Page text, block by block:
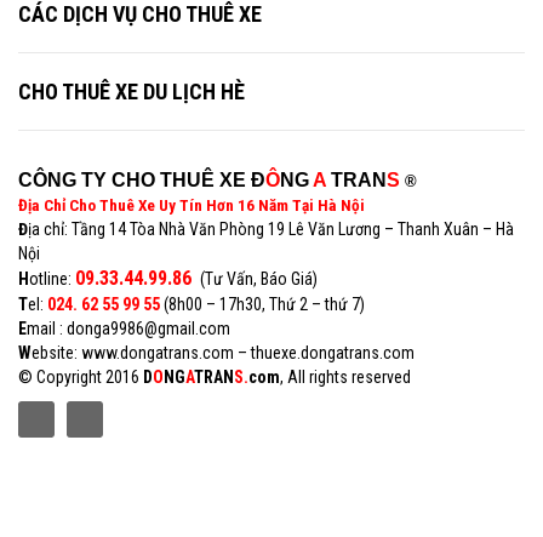
CÁC DỊCH VỤ CHO THUÊ XE
CHO THUÊ XE DU LỊCH HÈ
CÔNG TY CHO THUÊ XE ĐÔNGA TRANS ®
Địa Chỉ Cho Thuê Xe Uy Tín Hơn 16 Năm Tại Hà Nội
Địa chỉ: Tầng 14 Tòa Nhà Văn Phòng 19 Lê Văn Lương – Thanh Xuân – Hà
Nội
Hotline: 09.33.44.99.86 (Tư Vấn, Báo Giá)
Tel: 024. 62 55 99 55(8h00 – 17h30, Thứ 2 – thứ 7)
Email : donga9986@gmail.com
Website: www.dongatrans.com – thuexe.dongatrans.com
© Copyright 2016 DO NGATRAN S.com, All rights reserved